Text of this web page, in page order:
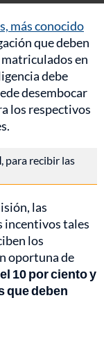
más conocido
que deben
en
debe
desembocar
los respectivos
, para recibir las
las
incentivos tales
los
oportuna de
10 por ciento y
que deben